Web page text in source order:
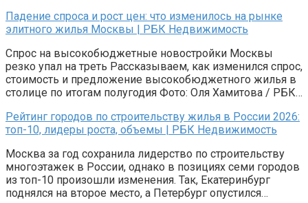
Падение спроса и рост цен: что изменилось на рынке
элитного жилья Москвы | РБК Недвижимость
Спрос на высокобюджетные новостройки Москвы
резко упал на треть Рассказываем, как изменился спрос,
стоимость и предложение высокобюджетного жилья в
столице по итогам полугодия Фото: Оля Хамитова / РБК…
Рейтинг городов по строительству жилья в России 2026:
топ-10, лидеры роста, объемы | РБК Недвижимость
Москва за год сохранила лидерство по строительству
многоэтажек в России, однако в позициях семи городов
из топ-10 произошли изменения. Так, Екатеринбург
поднялся на второе место, а Петербург опустился…